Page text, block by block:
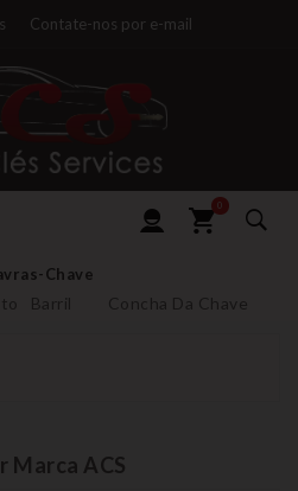
Contate-nos por e-mail
0
Chave
Barril Concha Da Chave
Marca ACS